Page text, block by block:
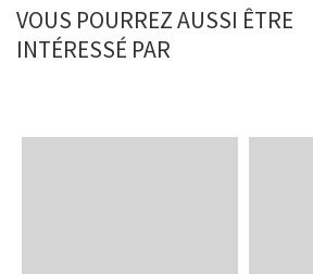
VOUS POURREZ AUSSI ÊTRE
INTÉRESSÉ PAR